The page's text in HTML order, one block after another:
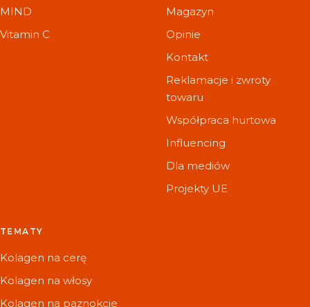
MIND
Vitamin C
Magazyn
Opinie
Kontakt
Reklamacje i zwroty
towaru
Współpraca hurtowa
Influencing
Dla mediów
Projekty UE
TEMATY
Kolagen na cerę
Kolagen na włosy
Kolagen na paznokcie